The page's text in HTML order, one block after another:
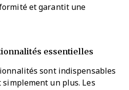
et garantit une
essentielles
sont indispensables
un plus. Les